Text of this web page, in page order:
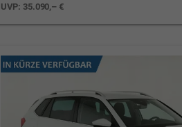
UVP: 35.090,– €